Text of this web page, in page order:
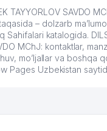
TAYYORLOV SAVDO
– dolzarb
Sahifalari katalogida.
MChJ: kontaktlar,
mo’ljallar va boshqa
Pages Uzbekistan